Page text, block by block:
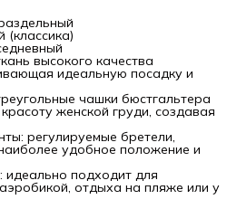
(классика)
высокого качества
идеальную посадку и
чашки бюстгальтера
женской груди, создавая
регулируемые бретели,
удобное положение и
идеально подходит для
отдыха на пляже или у